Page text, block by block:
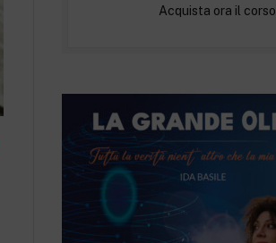
Acquista ora il corso